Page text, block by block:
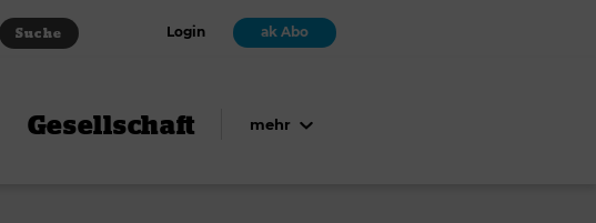
Login ak Abo
Gesellschaft mehr